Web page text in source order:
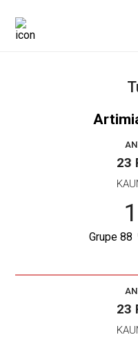
23
Grupe 88
23